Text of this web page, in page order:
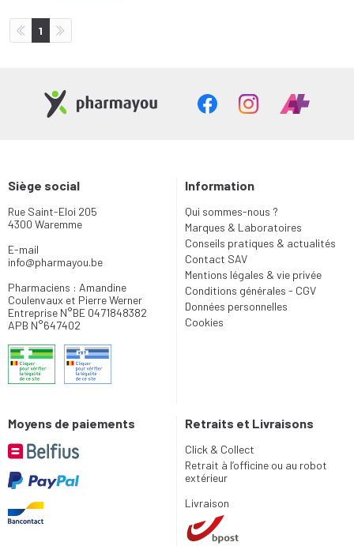
1
Siège social
Rue Saint-Eloi 205
4300 Waremme
E-mail
info@pharmayou.be
Pharmaciens : Amandine
Coulenvaux et Pierre Werner
Entreprise N°BE 0471848382
APB N°647402
Information
Qui sommes-nous ?
Marques & Laboratoires
Conseils pratiques & actualités
Contact SAV
Mentions légales & vie privée
Conditions générales - CGV
Données personnelles
Cookies
Moyens de paiements Retraits et Livraisons
Click & Collect
Retrait à l’officine ou au robot
extérieur
Livraison